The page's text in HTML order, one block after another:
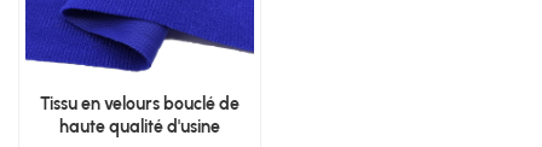
Tissu en velours bouclé de
haute qualité d'usine